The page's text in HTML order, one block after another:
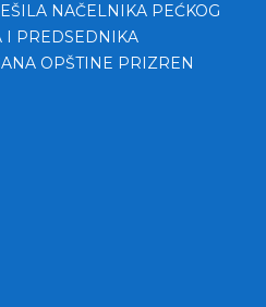
NAČELNIKA PEĆKOG
I PREDSEDNIKA
OPŠTINE PRIZREN